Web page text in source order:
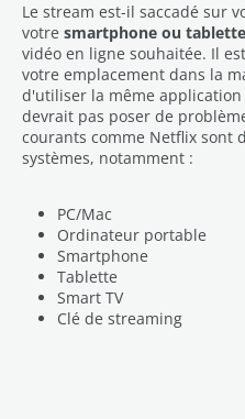
Le stream est-il saccadé sur
votre smartphone ou tablette
vidéo en ligne souhaitée. Il
votre emplacement dans la
d'utiliser la même application
devrait pas poser de
courants comme Netflix sont
systèmes, notamment :
PC/Mac
Ordinateur portable
Smartphone
Tablette
Smart TV
Clé de streaming